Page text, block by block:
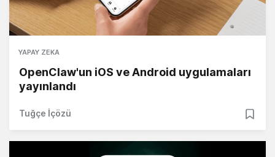
YAPAY ZEKA
OpenClaw'un iOS ve Android uygulamaları
yayınlandı
Tuğçe İçözü